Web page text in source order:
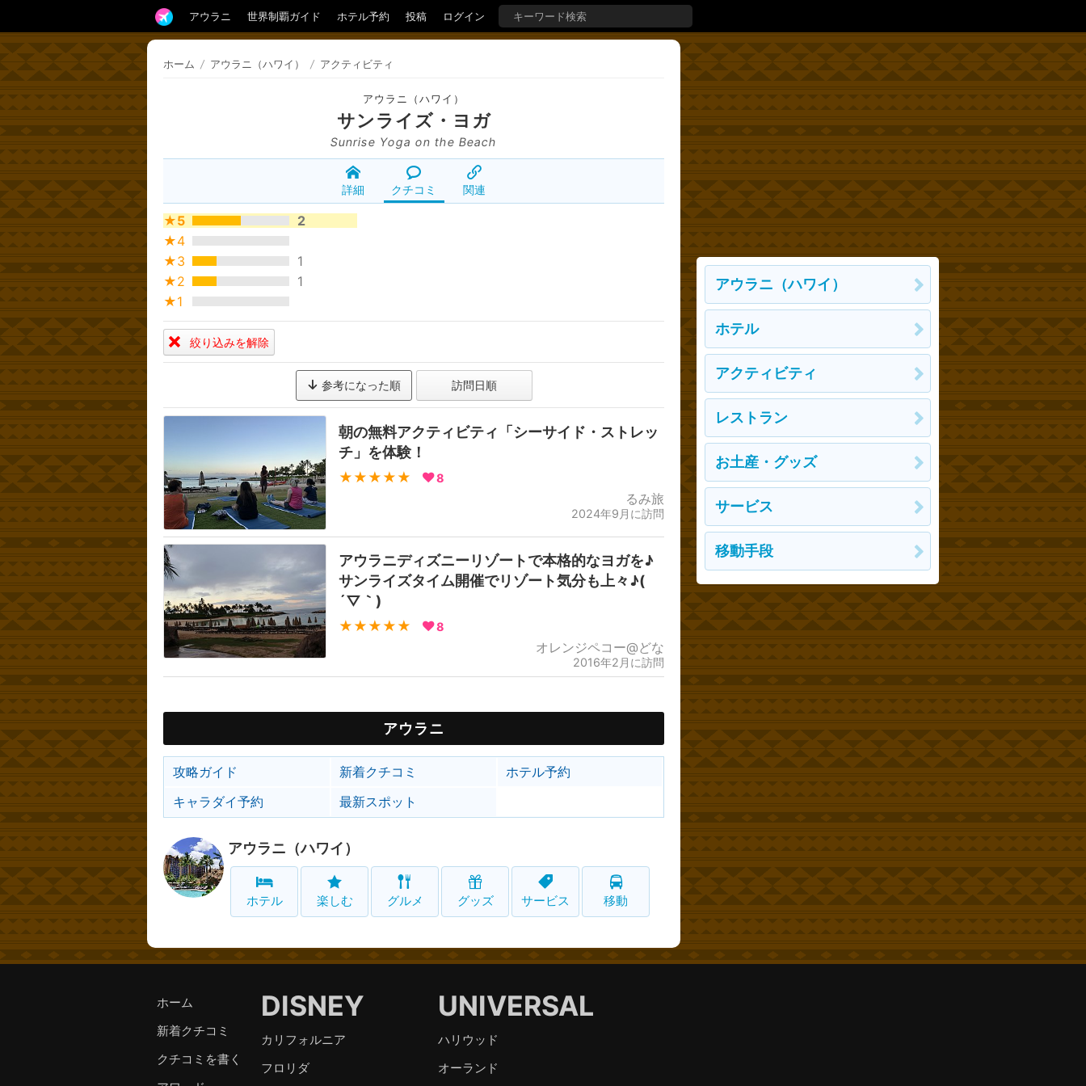
アウラニ 世界制覇ガイド ホテル予約 投稿 ログイン
ホーム / アウラニ（ハワイ） / アクティビティ
アウラニ（ハワイ）
サンライズ・ヨガ
Sunrise Yoga on the Beach
詳細 クチコミ 関連
★5
2
★4
★3
1
★2
1
★1
絞り込みを解除
参考になった順 訪問日順
朝の無料アクティビティ「シーサイド・ストレッ
チ」を体験！
★★★★★ 8
るみ旅
2024年9月に訪問
アウラニディズニーリゾートで本格的なヨガを♪
サンライズタイム開催でリゾート気分も上々♪(
´▽｀)
★★★★★ 8
オレンジペコー@どな
2016年2月に訪問
アウラニ
攻略ガイド 新着クチコミ
ホテル予約
キャラダイ予約
最新スポット
アウラニ（ハワイ）
ホテル 楽しむ グルメ グッズ サービス 移動
アウラニ（ハワイ）
ホテル
アクティビティ
レストラン
お土産・グッズ
サービス
移動手段
ホーム
新着クチコミ
クチコミを書く
DISNEY
カリフォルニア
フロリダ
UNIVERSAL
ハリウッド
オーランド